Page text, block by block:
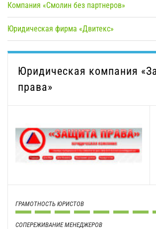
Компания «Смолин без партнеров»
Юридическая фирма «Двитекс»
Юридическая компания
права»
ГРАМОТНОСТЬ ЮРИСТОВ
СОПЕРЕЖИВАНИЕ МЕНЕДЖЕРОВ